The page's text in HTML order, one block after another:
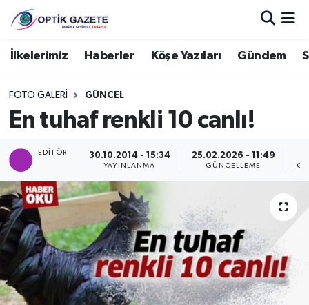
İlkelerimiz Haberler Köşe Yazıları Gündem
FOTO GALERI GÜNCEL
En tuhaf renkli 10 canlı!
EDITÖR 30.10.2014 - 15:34
YAYINLANMA
25.02.2026 - 11:49
GÜNCELLEME
Nöbetçi Eczaneler
Hava Durumu
İstanbul Namaz Vakitleri
Trafik Durumu
Süper Lig Puan Durumu ve Fikstür
Tüm Manşetler
Son Dakika Haberleri
Haber Arşivi